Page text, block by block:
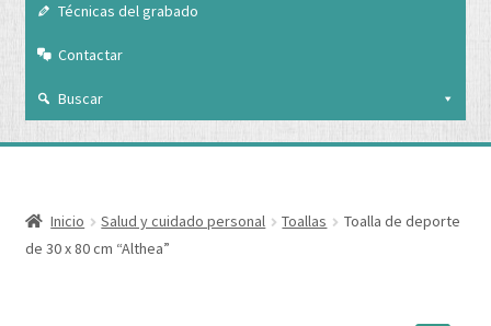
Técnicas del grabado
Contactar
Buscar
Nuestra empresa
el
Inicio Salud y cuidado personal Toallas
Toalla de deporte
de 30 x 80 cm “Althea”